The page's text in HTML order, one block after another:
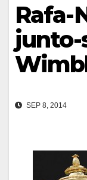
Rafa-
junto-
SEP 8, 2014